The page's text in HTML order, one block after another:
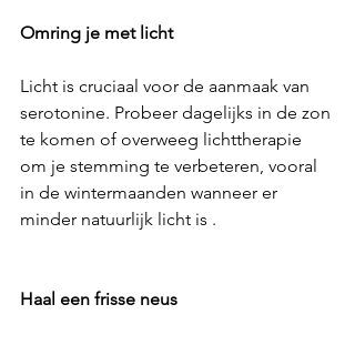
Omring je met licht
Licht is cruciaal voor de aanmaak van
serotonine. Probeer dagelijks in de zon
te komen of overweeg lichttherapie
om je stemming te verbeteren, vooral
in de wintermaanden wanneer er
minder natuurlijk licht is .
Haal een frisse neus